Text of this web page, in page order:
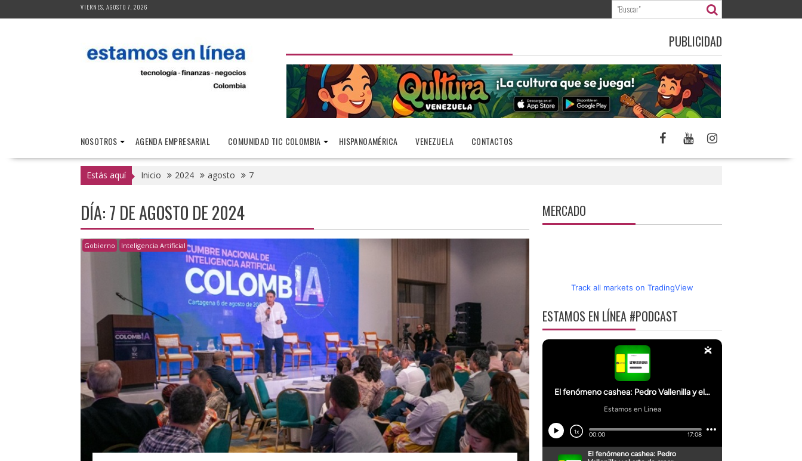
al
VIERNES, AGOSTO 7, 2026
PUBLICIDAD
NOSOTROS AGENDA EMPRESARIAL COMUNIDAD TIC COLOMBIA HISPANOAMÉRICA VENEZUELA CONTACTOS
Estás aquí Inicio 2024 agosto 7
DÍA:7 DE AGOSTO DE 2024
Gobierno Inteligencia Artificial
MERCADO
Track all markets on TradingView
ESTAMOS EN LÍNEA #PODCAST